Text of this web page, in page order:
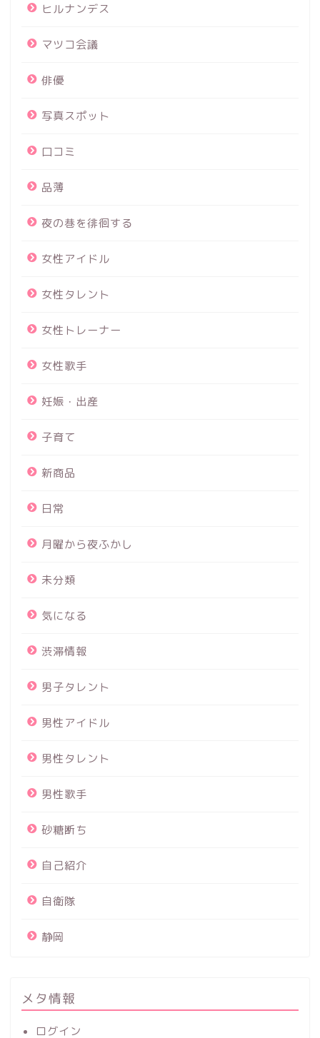
ヒルナンデス
マツコ会議
俳優
写真スポット
口コミ
品薄
夜の巷を徘徊する
女性アイドル
女性タレント
女性トレーナー
女性歌手
妊娠・出産
子育て
新商品
日常
月曜から夜ふかし
未分類
気になる
渋滞情報
男子タレント
男性アイドル
男性タレント
男性歌手
砂糖断ち
自己紹介
自衛隊
静岡
メタ情報
ログイン